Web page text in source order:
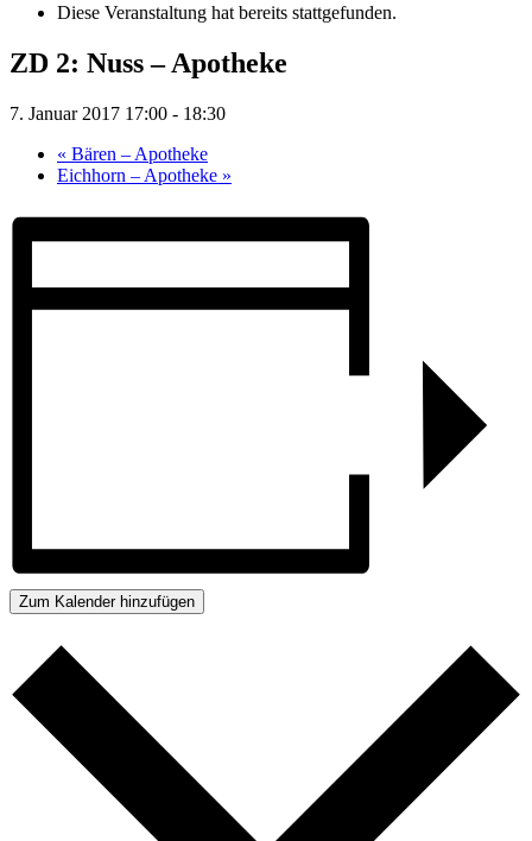
Diese Veranstaltung hat bereits stattgefunden.
ZD 2: Nuss – Apotheke
7. Januar 2017 17:00 - 18:30
« Bären – Apotheke
Eichhorn – Apotheke »
Zum Kalender hinzufügen